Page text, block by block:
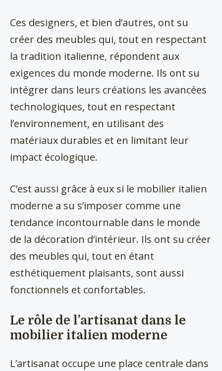
Ces designers, et bien d’autres, ont su
créer des meubles qui, tout en respectant
la tradition italienne, répondent aux
exigences du monde moderne. Ils ont su
intégrer dans leurs créations les avancées
technologiques, tout en respectant
l’environnement, en utilisant des
matériaux durables et en limitant leur
impact écologique.
C’est aussi grâce à eux si le mobilier italien
moderne a su s’imposer comme une
tendance incontournable dans le monde
de la décoration d’intérieur. Ils ont su créer
des meubles qui, tout en étant
esthétiquement plaisants, sont aussi
fonctionnels et confortables.
Le rôle de l’artisanat dans le
mobilier italien moderne
L’artisanat occupe une place centrale dans